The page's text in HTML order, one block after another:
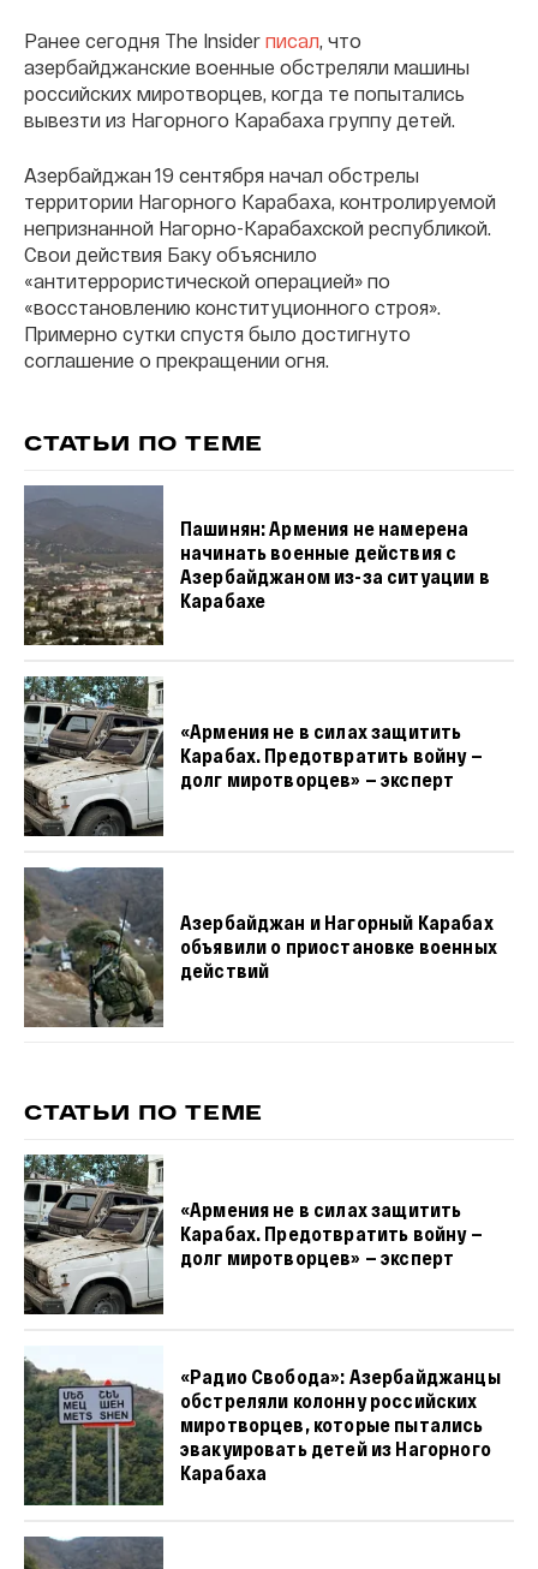
Ранее сегодня The Insider писал, что
азербайджанские военные обстреляли машины
российских миротворцев, когда те попытались
вывезти из Нагорного Карабаха группу детей.
Азербайджан 19 сентября начал обстрелы
территории Нагорного Карабаха, контролируемой
непризнанной Нагорно-Карабахской республикой.
Свои действия Баку объяснило
«антитеррористической операцией» по
«восстановлению конституционного строя».
Примерно сутки спустя было достигнуто
соглашение о прекращении огня.
СТАТЬИ ПО ТЕМЕ
Пашинян: Армения не намерена
начинать военные действия с
Азербайджаном из-за ситуации в
Карабахе
«Армения не в силах защитить
Карабах. Предотвратить войну —
долг миротворцев» — эксперт
Азербайджан и Нагорный Карабах
объявили о приостановке военных
действий
СТАТЬИ ПО ТЕМЕ
«Армения не в силах защитить
Карабах. Предотвратить войну —
долг миротворцев» — эксперт
«Радио Свобода»: Азербайджанцы
обстреляли колонну российских
миротворцев, которые пытались
эвакуировать детей из Нагорного
Карабаха